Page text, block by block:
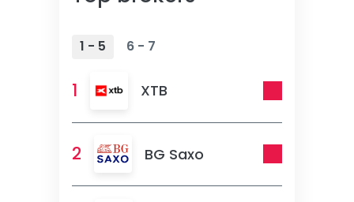
1 - 5 6 - 7
1 XTB
2 BG Saxo